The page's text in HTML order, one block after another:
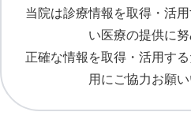
当院は診療情報を取得・活
い医療の提供に努
正確な情報を取得・活用す
用にご協力お願い